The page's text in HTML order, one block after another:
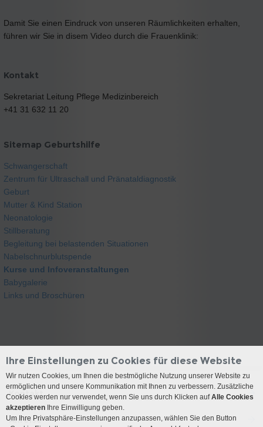
Damit Sie einen Eindruck von unseren Räumlichkeiten erhalten,
führen wir Sie in disem Video durch die Frauenklinik:
Kontakt
Sekretariat Leitung Pflege Medizinbereich
+41 31 632 11 20
Sitemap Geburtshilfe
Schwangerschaft
Zentrum für Ultraschall und Pränataldiagnostik
Geburt
Mutter & Kind Station
Neonatologie
Stillberatung
Begleitung bei belastenden Situationen
Nabelschnurblutspende
Kurse und Infoveranstaltungen
Babygalerie
Links und Broschüren
Kontakt
Anreise
Ihre Einstellungen zu Cookies für diese Website
Wir nutzen Cookies, um Ihnen die bestmögliche Nutzung unserer Website zu
ermöglichen und unsere Kommunikation mit Ihnen zu verbessern. Zusätzliche
Cookies werden nur verwendet, wenn Sie uns durch Klicken aufAlle Cookies
akzeptieren Ihre Einwilligung geben.
Um Ihre Privatsphäre-Einstellungen anzupassen, wählen Sie den Button